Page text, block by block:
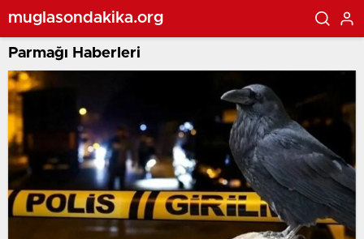
muglasondakika.org
Parmağı Haberleri